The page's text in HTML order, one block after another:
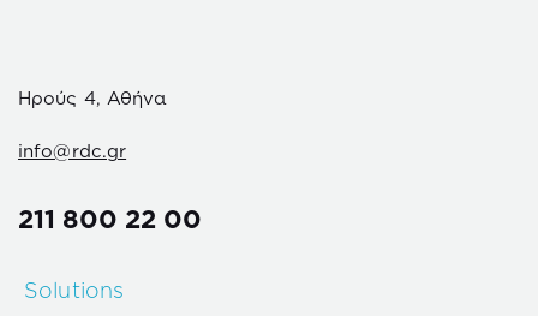
Ηρούς 4, Αθήνα
info@rdc.gr
211 800 22 00
Solutions